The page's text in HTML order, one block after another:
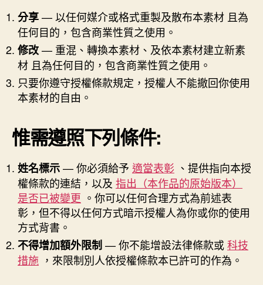
分享— 以任何媒介或格式重製及散布本素材 且為
任何目的，包含商業性質之使用。
修改— 重混、轉換本素材、及依本素材建立新素
材 且為任何目的，包含商業性質之使用。
只要你遵守授權條款規定，授權人不能撤回你使用
本素材的自由。
惟需遵照下列條件:
姓名標示— 你必須給予 適當表彰 、提供指向本授
權條款的連結，以及 指出（本作品的原始版本）
是否已被變更 。你可以任何合理方式為前述表
彰，但不得以任何方式暗示授權人為你或你的使用
方式背書。
不得增加額外限制— 你不能增設法律條款或科技
措施 ，來限制別人依授權條款本已許可的作為。